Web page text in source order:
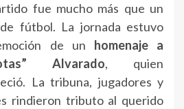
fue mucho más que un
fútbol. La jornada estuvo
de un homenaje a
Alvarado, quien
La tribuna, jugadores y
rindieron tributo al querido